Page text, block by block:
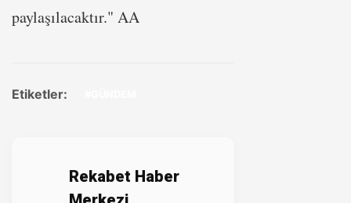
paylaşılacaktır." AA
Etiketler:
Rekabet Haber